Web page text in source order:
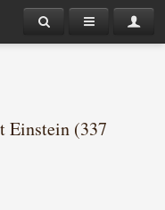
Einstein (337